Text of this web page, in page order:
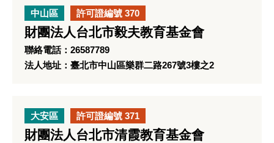
中山區 許可證編號 370
財團法人台北市毅夫教育基金會
聯絡電話：26587789
法人地址：臺北市中山區樂群二路267號3樓之2
大安區 許可證編號 371
財團法人台北市清霞教育基金會